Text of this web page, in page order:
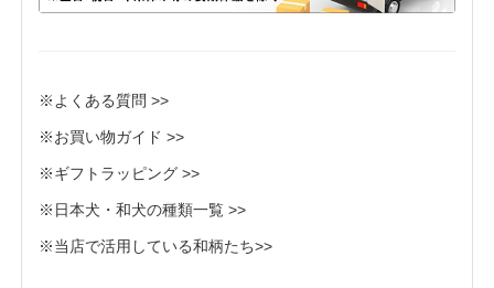
※よくある質問 >>
※お買い物ガイド >>
※ギフトラッピング >>
※日本犬・和犬の種類一覧 >>
※当店で活用している和柄たち>>